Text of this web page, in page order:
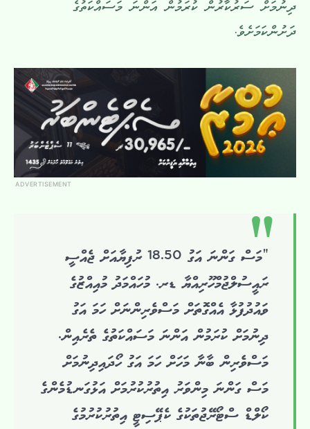
ދިނުމަށް ސަރުކާރުން ކުރަމުން އަންނަ މަސައްކަތުގެ
ދަށުންކަމަށެވެ.
ADVERTISEMENT
“މަސް ގަންނަ އަގު 18.50 ރުފިޔާއަށް ޖެއްސީ
ރައީސުލްޖުމްހޫރިއްޔާ ޑރ. މުހައްމަދު މުއިއްޒުގެ
ވައުދުފުޅާ އެއްގޮތަށް މަސްވެރިންނަށް ހަމަ އަގު
ދިނުމަށް ކުރަމުން އަންނަ މަސައްކަތުގެ ތެރެއިން.
މަސްވެރިން ބާނާ މަހަށް ހަމަ އަގު ހޯދައިދިނުމަށް
މަސް ގަންނަ މިންވަރު އިތުރުކުރުމަށް އަޅުގަނޑުމެންގެ
ކޯލްޑް ސްޓޯރޭޖުތަކުގެ ކެޕޭސިޓީ އިތުރުކުރުމުގެ